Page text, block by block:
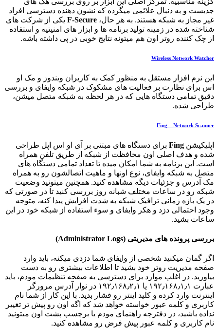
جدیست و به دنبال علائمی میگرده که نشون دهنده دسترسی افراد
غیر مجاز به شبکه هستند. به هر حال، F-Secure یکی از شرکت های
شناخته شده در زمینه تولید برنامه ها و ابزار های امنیتیه و استفاده
از چک کننده روتر اون هم میتونه نتایج خوبی در پی داشته باشه.
Wireless Network Watcher
این نرم افزار مستقل به منظور کمک به کاربران ویندوز و مک او
اس برای نظارت بر فعالیت های مشکوک در شبکه وایفای و بررسی
دقیق تمامی دستگاه هایی که در هر لحظه به شبکه متصل میشن،
طراحی شده.
Fing – Network Scanner
اپلیکیشن Fing برای دستگاه های مبتنی بر آی او اس اپل طراحی
شده و هدف اصلی اون محافظت از شبکه از طریق تلفن همراه
است. این برنامه به شما امکان میده تا تعداد تمامی دستگاه های
متصل به شبکه وایفای، نوع اونها و ماهیت اتصالشون رو به همراه
مک آدرس و جزئیات دیگه مشاهده کنید. همچنین میتونید وضعیت
شبکه رو در ساعات مختلف شبانه روز بررسی کنید تا در صورتی که
در یک بازه زمانی ترافیک شبکه به شدت افزایش پیدا کنه، متوجه
وجود احتمالی دزد و هکر وایفای و سوء استفاده از شبکه خود در این
ساعات بشید.
بررسی پرونده های مدیریتی (Administrator Logs)
اگر گمان میکنید شخصی از وایفای شما دزدی میکنه، باید وارد
صفحه مدیریت روتر خود بشید تا اطلاعات بیشتری رو به دست
بیاورید. در اغلب موارد برای دسترسی به صفحه تنظیمات مودم، باید
عبارت ۱۹۲٫۱۶۸٫۱٫۱ یا ۱۹۲٫۱۶۸٫۲٫۱ در نوار آدرس مرورگر
اینترنت وارد کرده و کلید اینتر رو فشار بدید. با این کار از شما نام
کاربری و کلمه عبور خواسته خواهد شد که اگه اون رو پیش تر تغییر
نداده باشید، در دفترچه راهنمای مودم یا برچسب پشت اون میتونید
نام کاربری و کلمه عبور پیش فرض رو مشاهده کنید.